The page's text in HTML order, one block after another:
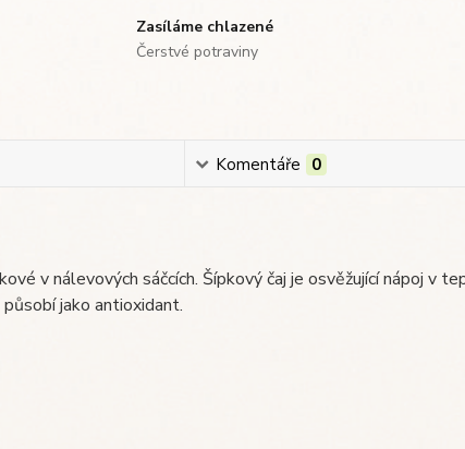
Zasíláme chlazené
Čerstvé potraviny
Komentáře 0
v nálevových sáčcích. Šípkový čaj je osvěžující nápoj v
jako antioxidant.